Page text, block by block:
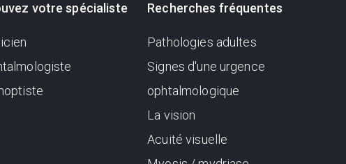
votre spécialiste Recherches fréquentes
Pathologies adultes
Signes d'une urgence
ophtalmologique
La vision
Acuité visuelle